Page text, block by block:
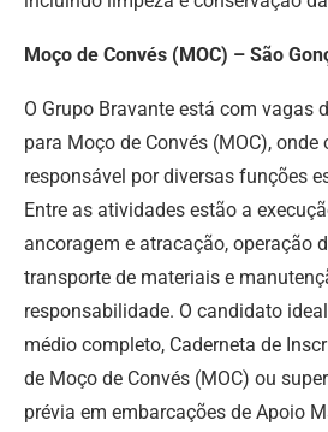
Moço de Convés (MOC) – São
O Grupo Bravante está com vagas
para Moço de Convés (MOC),
responsável por diversas funções
Entre as atividades estão a
ancoragem e atracação, operação
transporte de materiais e
responsabilidade. O candidato
médio completo, Caderneta de
de Moço de Convés (MOC) ou
prévia em embarcações de Apoio